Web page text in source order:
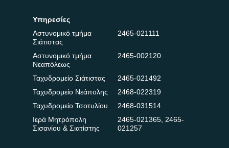
Υπηρεσίες
Αστυνομικό τμήμα
Σιάτιστας
2465-021111
Αστυνομικό τμήμα
Νεαπόλεως
2465-002120
Ταχυδρομείο Σιάτιστας
2465-021492
Ταχυδρομείο Νεάπολης
2468-022319
Ταχυδρομείο Τσοτυλίου
2468-031514
Ιερά Μητρόπολη
Σισανίου & Σιατίστης
2465-021365, 2465-
021257